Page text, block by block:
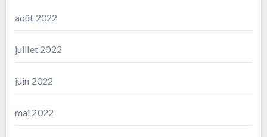
août 2022
juillet 2022
juin 2022
mai 2022